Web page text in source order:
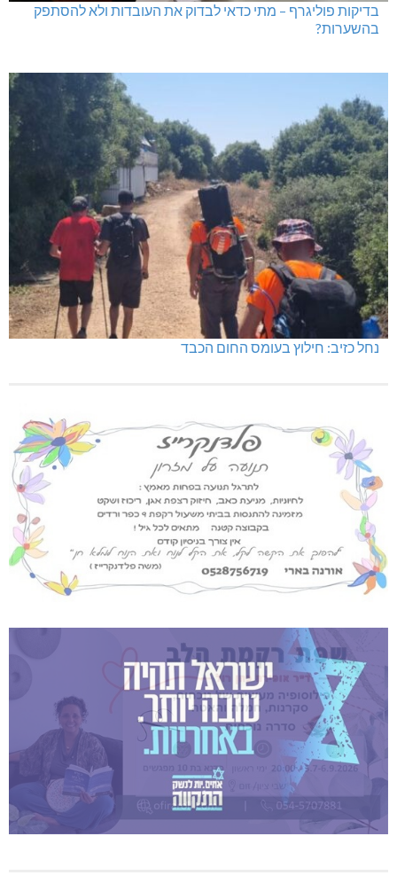
בדיקות פוליגרף – מתי כדאי לבדוק את העובדות ולא להסתפק
בהשערות?
נחל כזיב: חילוץ בעומס החום הכבד